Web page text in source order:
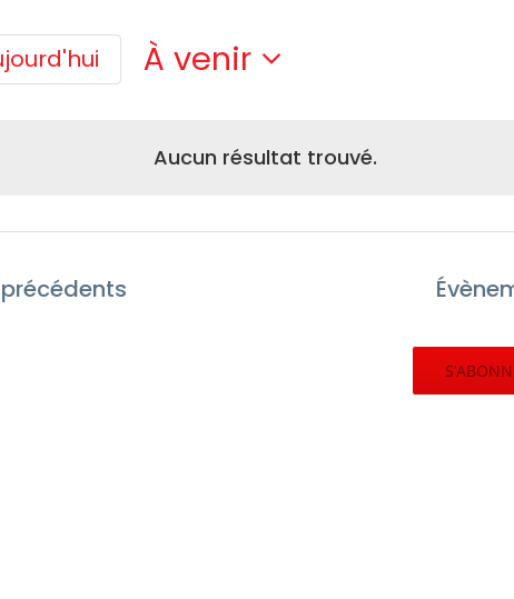
Aucun résultat trouvé.
À venir
date.
précédents